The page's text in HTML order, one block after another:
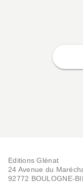
Editions Glénat
24 Avenue du
92772 BOULOGNE-